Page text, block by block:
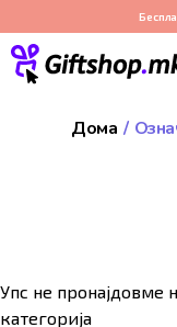
Дома /
Упс не пронајдовме
категорија